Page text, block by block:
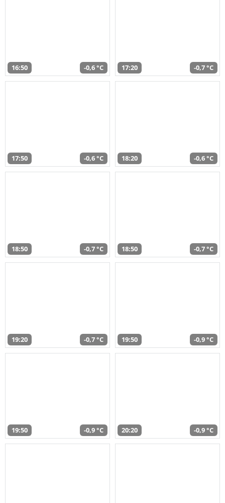
16:50 -0,6 °C 17:20 -0,7 °C
17:50 -0,6 °C 18:20 -0,6 °C
18:50 -0,7 °C 18:50 -0,7 °C
19:20 -0,7 °C 19:50 -0,9 °C
19:50 -0,9 °C 20:20 -0,9 °C